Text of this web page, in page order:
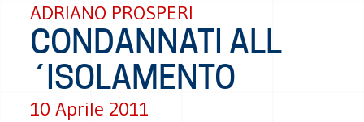
ADRIANO PROSPERI
CONDANNATI ALL
´ISOLAMENTO
10 Aprile 2011